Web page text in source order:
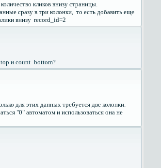
кликов внизу страницы.
сразу в три колонки, то есть добавить еще
внизу record_id=2
и count_bottom?
для этих данных требуется две колонки.
"0" автоматом и использоваться она не